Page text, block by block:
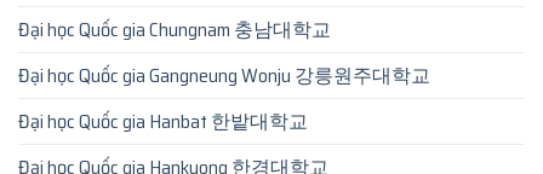
Đại học Quốc gia Chungnam 충남대학교
Đại học Quốc gia Gangneung Wonju 강릉원주대학교
Đại học Quốc gia Hanbat 한밭대학교
Đại học Quốc gia Hankyong 한경대학교